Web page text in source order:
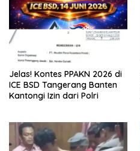
Jelas! Kontes PPAKN 2026 di
ICE BSD Tangerang Banten
Kantongi Izin dari Polri